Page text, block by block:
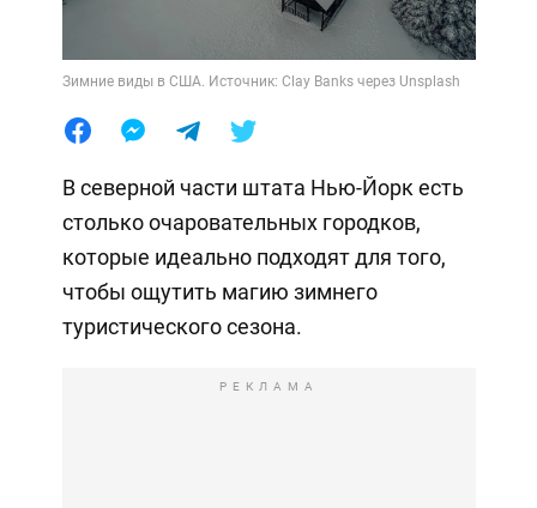
Зимние виды в США. Источник: Clay Banks через Unsplash
В северной части штата Нью-Йорк есть
столько очаровательных городков,
которые идеально подходят для того,
чтобы ощутить магию зимнего
туристического сезона.
РЕКЛАМА